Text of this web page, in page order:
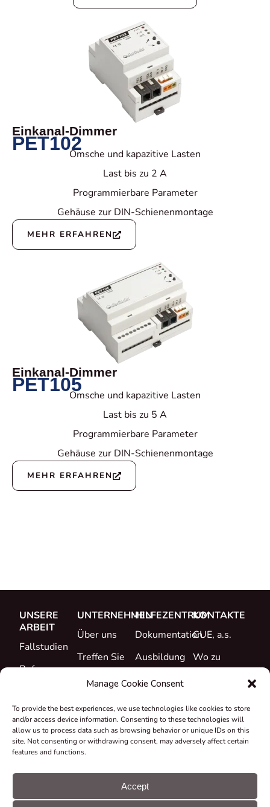
Manage Cookie Consent
To provide the best experiences, we use technologies like cookies to store
and/or access device information. Consenting to these technologies will
allow us to process data such as browsing behavior or unique IDs on this
site. Not consenting or withdrawing consent, may adversely affect certain
features and functions.
Accept
Einkanal-Dimmer
PET102Omsche und kapazitive Lasten
Last bis zu 2 A
Programmierbare Parameter
Gehäuse zur DIN-Schienenmontage
MEHR ERFAHREN
Einkanal-Dimmer
PET105Omsche und kapazitive Lasten
Last bis zu 5 A
Programmierbare Parameter
Gehäuse zur DIN-Schienenmontage
MEHR ERFAHREN
UNSERE
ARBEIT
Fallstudien
Referenzen
UNTERNEHMEN
Über uns
Treffen Sie
das Team
Zertifikate &
Erklärungen
Rücknahme
Zuschüsse &
HILFEZENTRUM
Dokumentation
Ausbildung
Support
KONTAKTE
CUE, a.s.
Wo zu
kaufen